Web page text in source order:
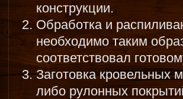
конструкции.
Обработка и
необходимо таким
соответствовал
Заготовка кровельных
либо рулонных